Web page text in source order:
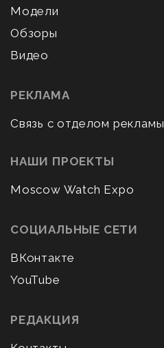
Модели
Обзоры
Видео
РЕКЛАМА
Связь с отделом рекламы
НАШИ ПРОЕКТЫ
Moscow Watch Expo
СОЦИАЛЬНЫЕ СЕТИ
ВКонтакте
YouTube
РЕДАКЦИЯ